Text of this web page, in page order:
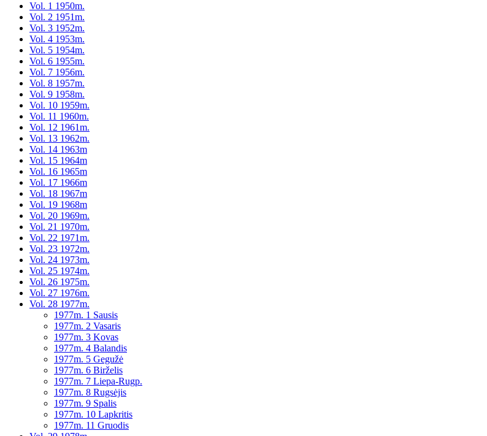
Vol. 1 1950m.
Vol. 2 1951m.
Vol. 3 1952m.
Vol. 4 1953m.
Vol. 5 1954m.
Vol. 6 1955m.
Vol. 7 1956m.
Vol. 8 1957m.
Vol. 9 1958m.
Vol. 10 1959m.
Vol. 11 1960m.
Vol. 12 1961m.
Vol. 13 1962m.
Vol. 14 1963m
Vol. 15 1964m
Vol. 16 1965m
Vol. 17 1966m
Vol. 18 1967m
Vol. 19 1968m
Vol. 20 1969m.
Vol. 21 1970m.
Vol. 22 1971m.
Vol. 23 1972m.
Vol. 24 1973m.
Vol. 25 1974m.
Vol. 26 1975m.
Vol. 27 1976m.
Vol. 28 1977m.
1977m. 1 Sausis
1977m. 2 Vasaris
1977m. 3 Kovas
1977m. 4 Balandis
1977m. 5 Gegužė
1977m. 6 Birželis
1977m. 7 Liepa-Rugp.
1977m. 8 Rugsėjis
1977m. 9 Spalis
1977m. 10 Lapkritis
1977m. 11 Gruodis